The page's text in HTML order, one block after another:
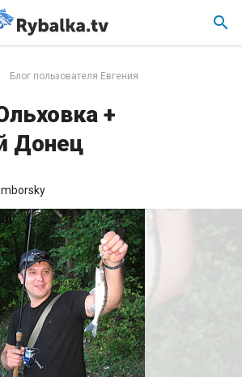
search
Блог пользователя Евгения
+
Донец